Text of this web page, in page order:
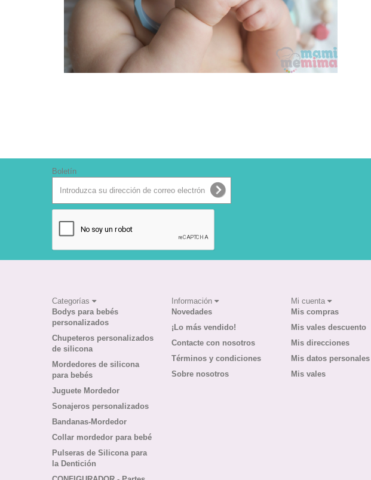
Boletín
Categorías
Bodys para bebés
personalizados
Chupeteros personalizados
de silicona
Mordedores de silicona
para bebés
Juguete Mordedor
Sonajeros personalizados
Bandanas-Mordedor
Collar mordedor para bebé
Pulseras de Silicona para
la Dentición
Información
Novedades
¡Lo más vendido!
Contacte con nosotros
Términos y condiciones
Sobre nosotros
Mi cuenta
Mis compras
Mis vales descuento
Mis direcciones
Mis datos personales
Mis vales